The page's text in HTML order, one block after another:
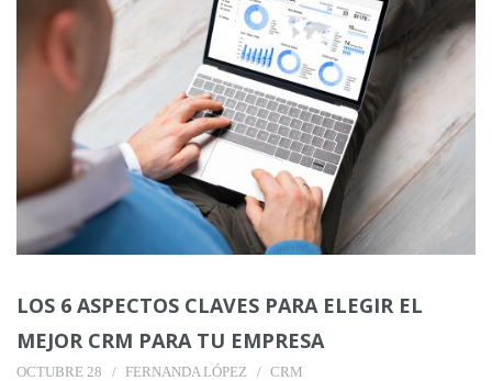
LOS 6 ASPECTOS CLAVES PARA ELEGIR EL
MEJOR CRM PARA TU EMPRESA
OCTUBRE 28 FERNANDA LÓPEZ CRM